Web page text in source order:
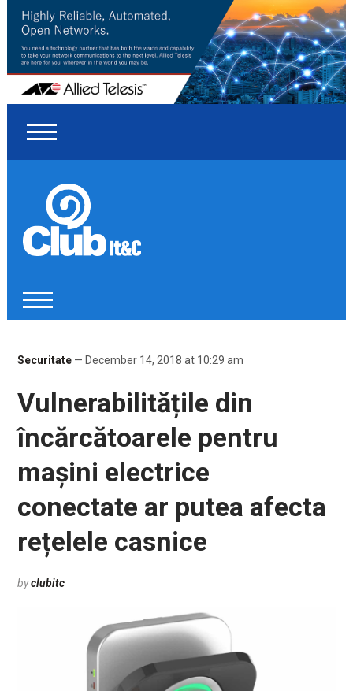
Securitate— December 14, 2018 at 10:29 am
Vulnerabilitățile din
încărcătoarele pentru
mașini electrice
conectate ar putea afecta
rețelele casnice
byclubitc